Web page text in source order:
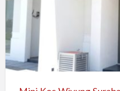
Surabaya
Barat